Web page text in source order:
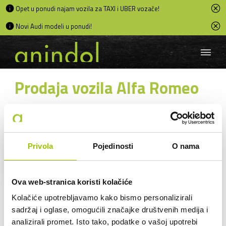
Privola Pojedinosti O nama
Ova web-stranica koristi kolačiće
Kolačiće upotrebljavamo kako bismo personalizirali
sadržaj i oglase, omogućili značajke društvenih medija i
analizirali promet. Isto tako, podatke o vašoj upotrebi
Opet u ponudi najam vozila za TAXI i UBER vozače!
Novi Audi modeli u ponudi!
Prodaja vozila Alfa Romeo
SVI MOTORI search
SORTIRAJ
Kupnja je moguća: